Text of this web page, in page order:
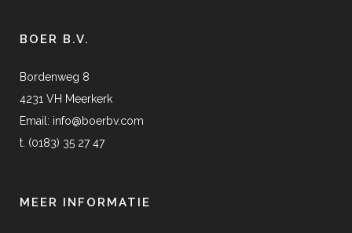
BOER B.V.
Bordenweg 8
4231 VH Meerkerk
Email: info@boerbv.com
t. (0183) 35 27 47
MEER INFORMATIE